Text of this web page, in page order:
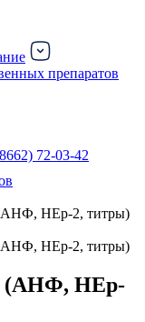
препаратов
72-03-42
HEp-2, титры)
HEp-2, титры)
(АНФ, HEp-